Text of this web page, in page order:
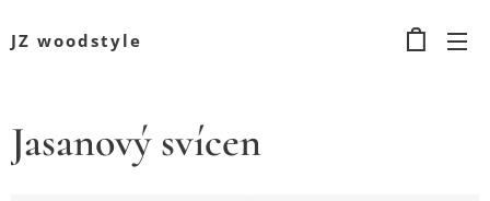
JZ woodstyle
Jasanový svícen